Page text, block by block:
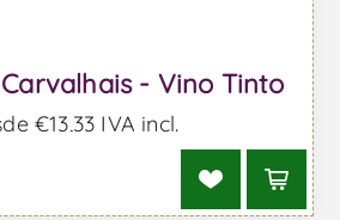
- Vino Tinto
€13,33 IVA incl.